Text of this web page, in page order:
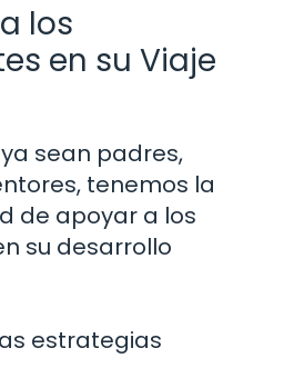
los
en su Viaje
sean padres,
tenemos la
de apoyar a los
su desarrollo
estrategias